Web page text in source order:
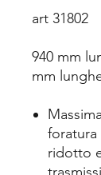
art 31802
940 mm
mm
ridotto